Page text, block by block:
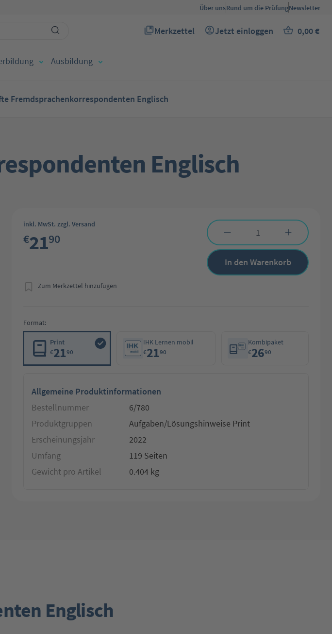
Über unsRund um die PrüfungNewsletter
Merkzettel
Du hast 0 Produkte auf dem Merkzettel
Jetzt einloggen 0,00 €
Ausbildung
Fremdsprachenkorrespondenten Englisch
Englisch
inkl. MwSt. zzgl. Versand
€2190
Produkt Anzahl: Gib den gewünschten
In den Warenkorb
Zum Merkzettel hinzufügen
Format:
Print
€2190
IHK Lernen mobil
€2190
Kombipaket
€2690
Allgemeine Produktinformationen
Bestellnummer
6/780
Produktgruppen
Aufgaben/Lösungshinweise Print
Erscheinungsjahr
2022
Umfang
119 Seiten
Gewicht pro Artikel
0.404 kg
Englisch